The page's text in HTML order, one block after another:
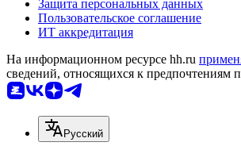
Защита персональных данных
Пользовательское соглашение
ИТ аккредитация
На информационном ресурсе hh.ru
сведений, относящихся к предпочтениям
Русский